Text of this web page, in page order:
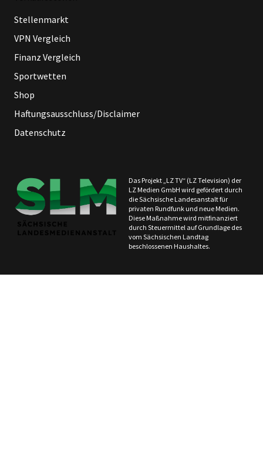
Stellenmarkt
VPN Vergleich
Finanz Vergleich
Sportwetten
Shop
Haftungsausschluss/Disclaimer
Datenschutz
Das Projekt „LZ TV“ (LZ Television) der
LZ Medien GmbH wird gefördert durch
die Sächsische Landesanstalt für
privaten Rundfunk und neue Medien.
Diese Maßnahme wird mitfinanziert
durch Steuermittel auf Grundlage des
vom Sächsischen Landtag
beschlossenen Haushaltes.